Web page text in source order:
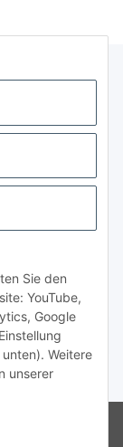
Sie den
YouTube,
Google
Weitere
unserer